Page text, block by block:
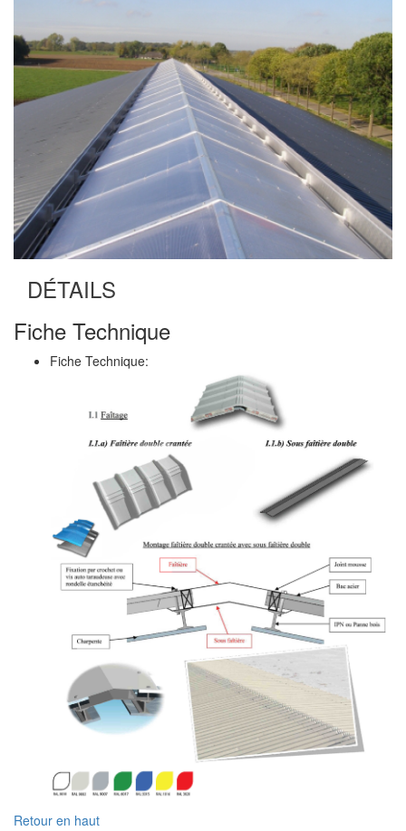
DÉTAILS
Fiche Technique
Fiche Technique:
Retour en haut